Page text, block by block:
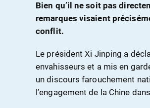
Bien qu’il ne soit pas
remarques visaient
conflit.
Le président Xi Jinping a
envahisseurs et a mis en
un discours farouchement
l’engagement de la Chine